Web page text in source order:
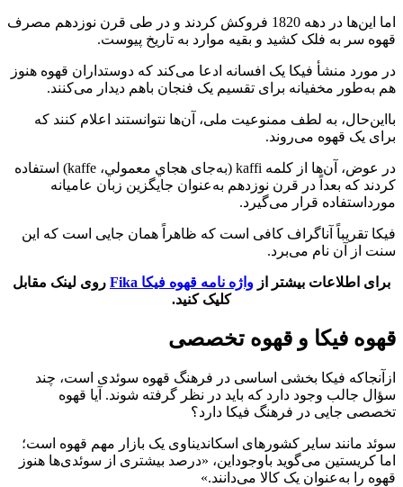
اما این‌ها در دهه 1820 فروکش کردند و در طی قرن نوزدهم مصرف
قهوه سر به فلک کشید و بقیه موارد به تاریخ پیوست.
در مورد منشأ فیکا یک افسانه ادعا می‌کند که دوستداران قهوه هنوز
هم به‌طور مخفیانه برای تقسیم یک فنجان باهم دیدار می‌کنند.
بااین‌حال، به لطف ممنوعیت ملی، آن‌ها نتوانستند اعلام کنند که
برای یک قهوه می‌روند.
در عوض، آن‌ها از كلمه kaffi (به‌جای هجاي معمولي، kaffe) استفاده
كردند كه بعداً در قرن نوزدهم به‌عنوان جايگزين زبان عاميانه
مورداستفاده قرار می‌گیرد.
فیکا تقریباً آناگراف کافی است که ظاهراً همان جایی است که این
سنت از آن نام می‌برد.
برای اطلاعات بیشتر از واژه نامه قهوه فیکا Fika
روی لینک مقابل
کلیک کنید.
قهوه فیکا و قهوه تخصصی
ازآنجاکه فیکا بخشی اساسی در فرهنگ قهوه سوئدی است، چند
سؤال جالب وجود دارد که باید در نظر گرفته شوند. آیا قهوه
تخصصی جایی در فرهنگ فیکا دارد؟
سوئد مانند سایر کشورهای اسکاندیناوی یک بازار مهم قهوه است؛
اما کریستین می‌گوید باوجوداین، «درصد بیشتری از سوئدی‌ها هنوز
قهوه را به‌عنوان یک کالا می‌دانند.»